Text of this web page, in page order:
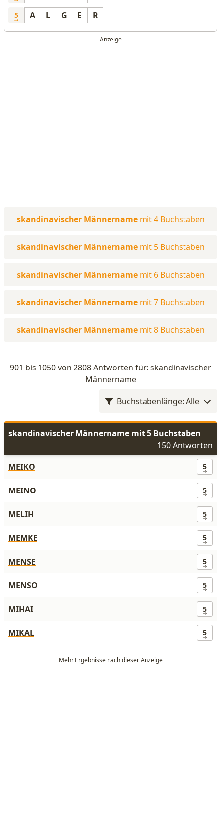
5 A L G E R
skandinavischer Männername mit 4 Buchstaben
skandinavischer Männername mit 5 Buchstaben
skandinavischer Männername mit 6 Buchstaben
skandinavischer Männername mit 7 Buchstaben
skandinavischer Männername mit 8 Buchstaben
901 bis 1050 von 2808 Antworten für: skandinavischer
Männername
Buchstabenlänge: Alle
skandinavischer Männername mit 5 Buchstaben
150 Antworten
MEIKO
5
MEINO 5
MELIH 5
MEMKE 5
MENSE 5
MENSO 5
MIHAI 5
MIKAL 5